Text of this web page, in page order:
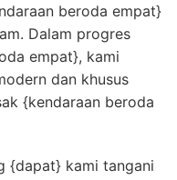
beroda empat}
Dalam progres
empat}, kami
dan khusus
{kendaraan beroda
{dapat} kami tangani